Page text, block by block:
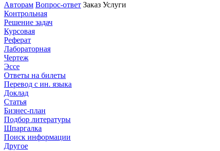
Авторам Вопрос-ответ Заказ Услуги
Контрольная
Решение задач
Курсовая
Реферат
Лабораторная
Чертеж
Эссе
Ответы на билеты
Перевод с ин. языка
Доклад
Статья
Бизнес-план
Подбор литературы
Шпаргалка
Поиск информации
Другое